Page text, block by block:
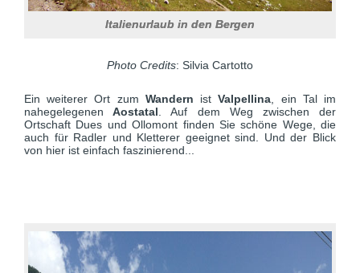
Italienurlaub in den Bergen
Photo Credits: Silvia Cartotto
Ein weiterer Ort zum Wandern ist Valpellina , ein Tal im
nahegelegenen Aostatal . Auf dem Weg zwischen der
Ortschaft Dues und Ollomont finden Sie schöne Wege, die
auch für Radler und Kletterer geeignet sind. Und der Blick
von hier ist einfach faszinierend...